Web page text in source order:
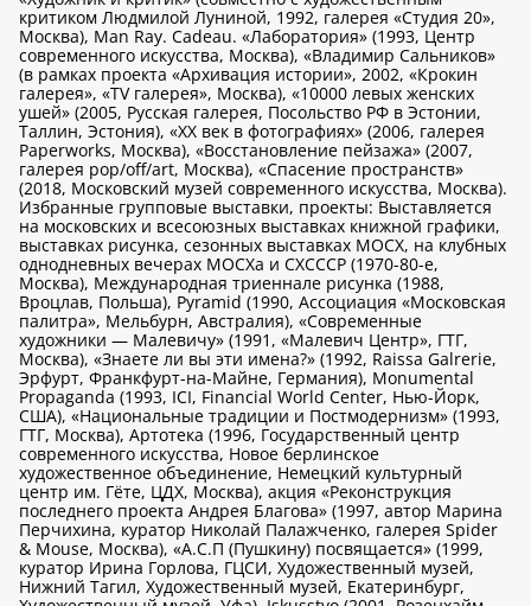
критиком Людмилой Луниной, 1992, галерея «Студия 20»,
Москва), Man Ray. Cadeau. «Лаборатория» (1993, Центр
современного искусства, Москва), «Владимир Сальников»
(в рамках проекта «Архивация истории», 2002, «Крокин
галерея», «TV галерея», Москва), «10000 левых женских
ушей» (2005, Русская галерея, Посольство РФ в Эстонии,
Таллин, Эстония), «ХХ век в фотографиях» (2006, галерея
Paperworks, Москва), «Восстановление пейзажа» (2007,
галерея pop/off/art, Москва), «Спасение пространств»
(2018, Московский музей современного искусства, Москва).
Избранные групповые выставки, проекты: Выставляется
на московских и всесоюзных выставках книжной графики,
выставках рисунка, сезонных выставках МОСХ, на клубных
однодневных вечерах МОСХа и СХСССР (1970-80-е,
Москва), Международная триеннале рисунка (1988,
Вроцлав, Польша), Pyramid (1990, Ассоциация «Московская
палитра», Мельбурн, Австралия), «Современные
художники — Малевичу» (1991, «Малевич Центр», ГТГ,
Москва), «Знаете ли вы эти имена?» (1992, Raissa Galrerie,
Эрфурт, Франкфурт-на-Майне, Германия), Monumental
Propaganda (1993, ICI, Financial World Center, Нью-Йорк,
США), «Национальные традиции и Постмодернизм» (1993,
ГТГ, Москва), Артотека (1996, Государственный центр
современного искусства, Новое берлинское
художественное объединение, Немецкий культурный
центр им. Гёте, ЦДХ, Москва), акция «Реконструкция
последнего проекта Андрея Благова» (1997, автор Марина
Перчихина, куратор Николай Палажченко, галерея Spider
& Mouse, Москва), «А.С.П (Пушкину) посвящается» (1999,
куратор Ирина Горлова, ГЦСИ, Художественный музей,
Нижний Тагил, Художественный музей, Екатеринбург,